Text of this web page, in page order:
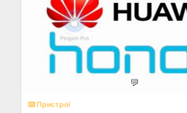
💬
⌨️ Пристрої